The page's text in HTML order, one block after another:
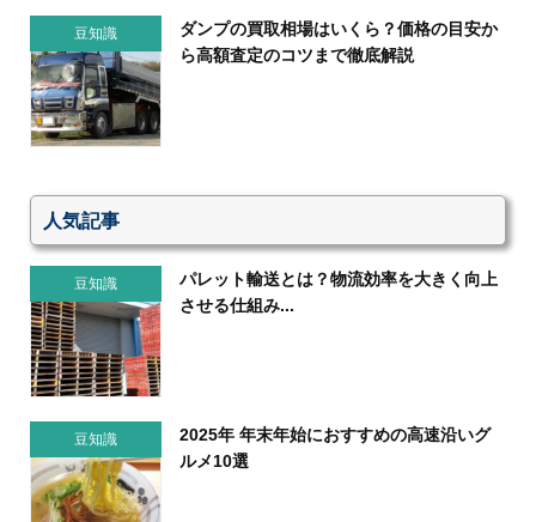
豆知識
ダンプの買取相場はいくら？価格の目安か
ら高額査定のコツまで徹底解説
人気記事
豆知識
パレット輸送とは？物流効率を大きく向上
させる仕組み...
豆知識
2025年 年末年始におすすめの高速沿いグ
ルメ10選